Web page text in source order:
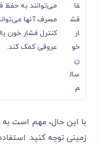
قا
فش
ار
خو
ن
سال
م
می‌توانند به حفظ
مصرف آنها
کنترل فشار خون
عروقی کمک کند.
با این حال، مهم است به
زمینی توجه کنید.